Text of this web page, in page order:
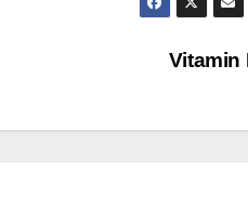
Vitamin